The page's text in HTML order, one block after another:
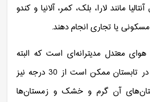
مانند لارا، بلک، کمر، آلانیا و کندو
یا تجاری انجام دهند.
معتدل مدیترانه‌ای است که البته
میانگین دمای آن در تابستان ممکن است از 30 درجه نیز
آن گرم و خشک و زمستان‌ها